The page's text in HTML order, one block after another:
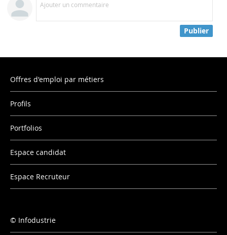
Ajouter un commentaire
Publier
Offres d'emploi par métiers
Profils
Portfolios
Espace candidat
Espace Recruteur
Infodustrie